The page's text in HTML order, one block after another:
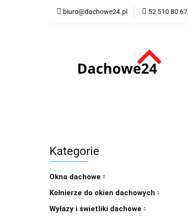
biuro@dachowe24.pl 52 510 80 67
Okna
Membrany
Kategorie
Okna dachowe
Kołnierze do okien dachowych
Wyłazy i świetliki dachowe